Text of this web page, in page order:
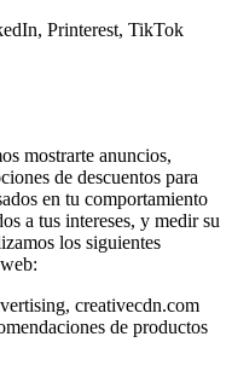
Printerest, TikTok
mostrarte anuncios,
de descuentos para
en tu comportamiento
a tus intereses, y medir su
los siguientes
creativecdn.com
de productos